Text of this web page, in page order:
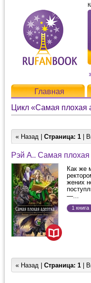
Главная
Цикл «Самая плохая
« Назад | Страница: 1 |
Рэй А.. Самая плохая
Как же
жених
—...
1 книга
« Назад | Страница: 1 |